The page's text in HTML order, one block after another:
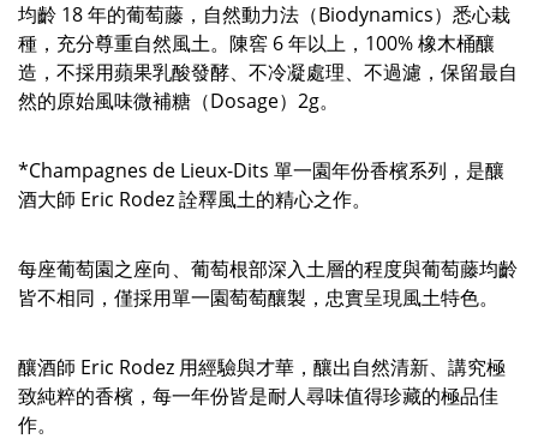
均齡 18 年的葡萄藤，自然動力法（Biodynamics）悉心栽
種，充分尊重自然風土。陳窖 6 年以上，100% 橡木桶釀
造，不採用蘋果乳酸發酵、不冷凝處理、不過濾，保留最自
然的原始風味微補糖（Dosage）2g。
*Champagnes de Lieux-Dits 單一園年份香檳系列，是釀
酒大師 Eric Rodez 詮釋風土的精心之作。
每座葡萄園之座向、葡萄根部深入土層的程度與葡萄藤均齡
皆不相同，僅採用單一園萄萄釀製，忠實呈現風土特色。
釀酒師 Eric Rodez 用經驗與才華，釀出自然清新、講究極
致純粹的香檳，每一年份皆是耐人尋味值得珍藏的極品佳
作。